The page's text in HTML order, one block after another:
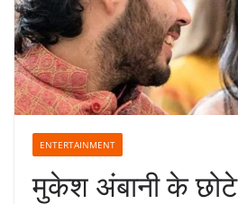
ENTERTAINMENT
मुकेश अंबानी के